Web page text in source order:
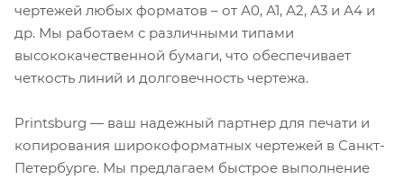
чертежей любых форматов – от А0, А1, А2, А3 и А4 и
др. Мы работаем с различными типами
высококачественной бумаги, что обеспечивает
четкость линий и долговечность чертежа.
Printsburg — ваш надежный партнер для печати и
копирования широкоформатных чертежей в Санкт-
Петербурге. Мы предлагаем быстрое выполнение